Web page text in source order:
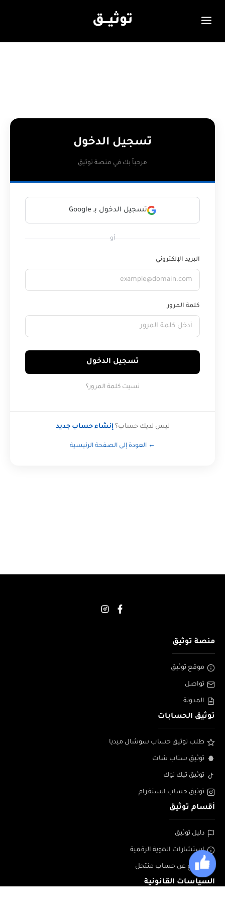
توثيـــق
تسجيل الدخول
مرحباً بك في منصة توثيق
تسجيل الدخول بـ Google
أو
البريد الإلكتروني
كلمة المرور
تسجيل الدخول
نسيت كلمة المرور؟
ليس لديك حساب؟إنشاء حساب جديد
← العودة إلى الصفحة الرئيسية
منصة توثيق
موقع توثيق
تواصل
المدونة
توثيق الحسابات
طلب توثيق حساب سوشال ميديا
توثيق سناب شات
توثيق تيك توك
توثيق حساب انستقرام
أقسام توثيق
دليل توثيق
إستشارات الهوية الرقمية
الابلاغ عن حساب منتحل
السياسات القانونية